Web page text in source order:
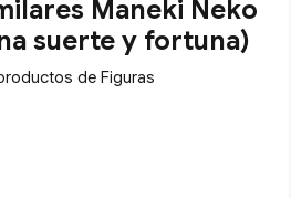
Maneki Neko
suerte y fortuna)
de Figuras